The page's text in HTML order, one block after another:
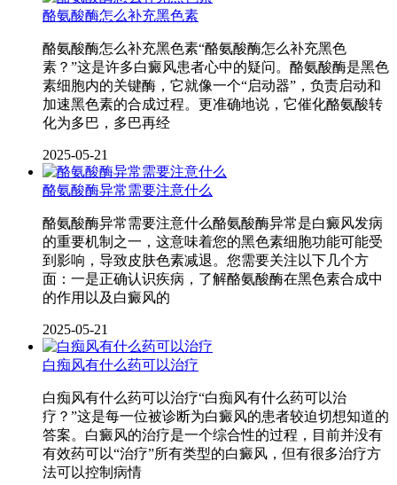
酪氨酸酶怎么补充黑色素
酪氨酸酶怎么补充黑色素“酪氨酸酶怎么补充黑色
素？”这是许多白癜风患者心中的疑问。酪氨酸酶是黑色
素细胞内的关键酶，它就像一个“启动器”，负责启动和
加速黑色素的合成过程。更准确地说，它催化酪氨酸转
化为多巴，多巴再经
2025-05-21
酪氨酸酶异常需要注意什么
酪氨酸酶异常需要注意什么酪氨酸酶异常是白癜风发病
的重要机制之一，这意味着您的黑色素细胞功能可能受
到影响，导致皮肤色素减退。您需要关注以下几个方
面：一是正确认识疾病，了解酪氨酸酶在黑色素合成中
的作用以及白癜风的
2025-05-21
白痴风有什么药可以治疗
白痴风有什么药可以治疗“白痴风有什么药可以治
疗？”这是每一位被诊断为白癜风的患者较迫切想知道的
答案。白癜风的治疗是一个综合性的过程，目前并没有
有效药可以“治疗”所有类型的白癜风，但有很多治疗方
法可以控制病情